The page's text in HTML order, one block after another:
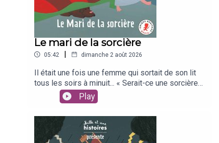
Le mari de la sorcière
05:42 | dimanche 2 août 2026
Il était une fois une femme qui sortait de son lit
tous les soirs à minuit... « Serait-ce une sorcière
?» se demande son mari, intrigué. Pour le savoir, il
décide de la suivre incognito. Mais gare à lui, sa
curiosité pourrait bien lui attirer des ennuis
!D'après un conte écossaisUn texte de Claire
LaurensIllustré par Vincent BourgeauInterprété
Play